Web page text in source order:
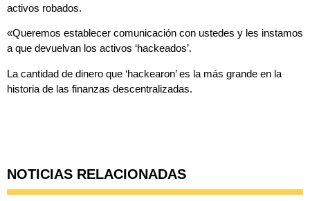
activos robados.
«Queremos establecer comunicación con ustedes y les instamos
a que devuelvan los activos ‘hackeados’.
La cantidad de dinero que ‘hackearon’ es la más grande en la
historia de las finanzas descentralizadas.
NOTICIAS RELACIONADAS